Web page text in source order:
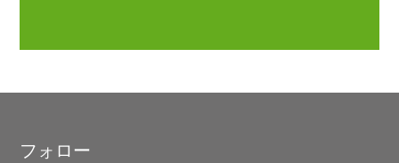
フォロー